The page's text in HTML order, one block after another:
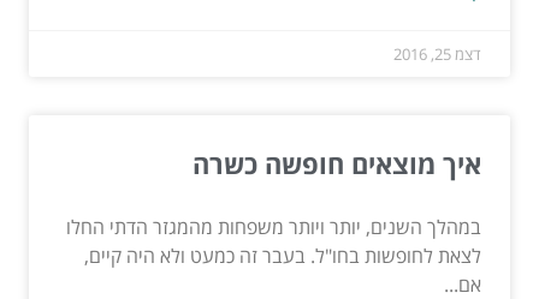
דצמ 25, 2016
איך מוצאים חופשה כשרה
במהלך השנים, יותר ויותר משפחות מהמגזר הדתי החלו
לצאת לחופשות בחו"ל. בעבר זה כמעט ולא היה קיים,
אם...